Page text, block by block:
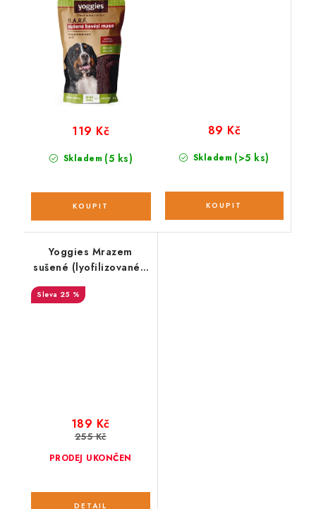
Skladem (5 ks)
119 Kč
Skladem (>5 ks)
89 Kč
Yoggies Mrazem
sušené (lyofilizované);
kuřecí srdce 85 g
25 %
PRODEJ UKONČEN
189 Kč
255 Kč